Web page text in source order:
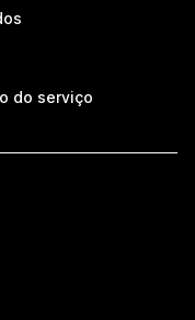
do serviço